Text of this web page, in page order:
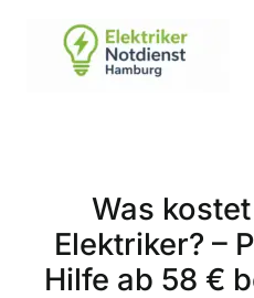
Was
Elektriker? –
Hilfe ab 58 €